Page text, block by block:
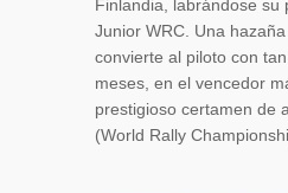
Finlandia, labrándose su
Junior WRC. Una
convierte al piloto con
meses, en el vencedor
prestigioso certamen de
(World Rally